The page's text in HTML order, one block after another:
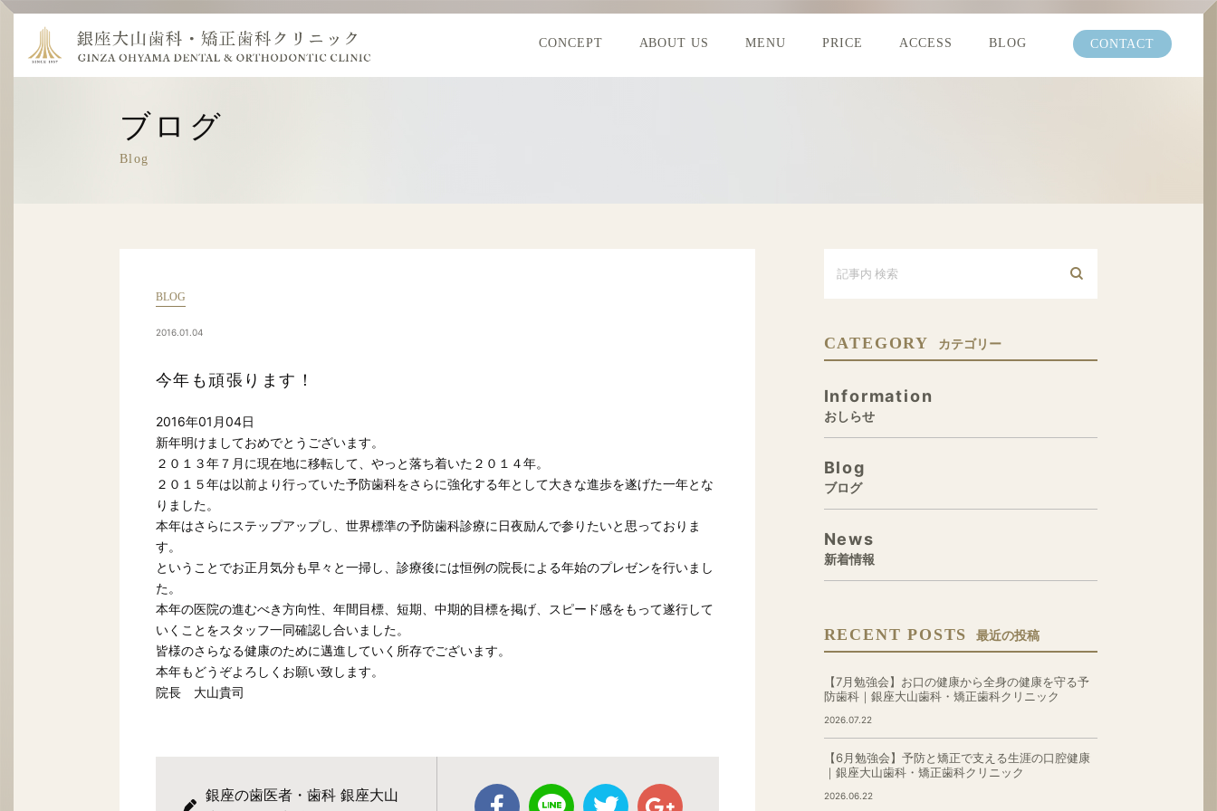
CONCEPT ABOUT US MENU PRICE ACCESS BLOG CONTACT
ブログ
Blog
BLOG
2016.01.04
今年も頑張ります！
2016年01月04日
新年明けましておめでとうございます。
２０１３年７月に現在地に移転して、やっと落ち着いた２０１４年。
２０１５年は以前より行っていた予防歯科をさらに強化する年として大きな進歩を遂げた一年とな
りました。
本年はさらにステップアップし、世界標準の予防歯科診療に日夜励んで参りたいと思っておりま
す。
ということでお正月気分も早々と一掃し、診療後には恒例の院長による年始のプレゼンを行いまし
た。
本年の医院の進むべき方向性、年間目標、短期、中期的目標を掲げ、スピード感をもって遂行して
いくことをスタッフ一同確認し合いました。
皆様のさらなる健康のために邁進していく所存でございます。
本年もどうぞよろしくお願い致します。
院長 大山貴司
銀座の歯医者・歯科 銀座大山
CATEGORY カテゴリー
Information
おしらせ
Blog
ブログ
News
新着情報
RECENT POSTS 最近の投稿
【7月勉強会】お口の健康から全身の健康を守る予
防歯科｜銀座大山歯科・矯正歯科クリニック
2026.07.22
【6月勉強会】予防と矯正で支える生涯の口腔健康
｜銀座大山歯科・矯正歯科クリニック
2026.06.22